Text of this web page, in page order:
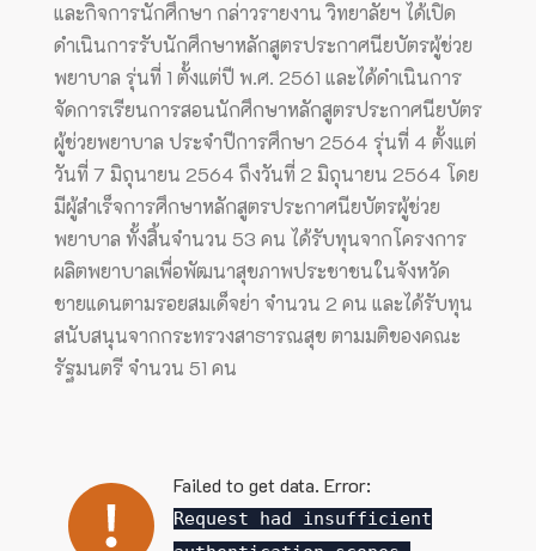
และกิจการนักศึกษา กล่าวรายงาน วิทยาลัยฯ ได้เปิด
ดำเนินการรับนักศึกษาหลักสูตรประกาศนียบัตรผู้ช่วย
พยาบาล รุ่นที่ 1 ตั้งแต่ปี พ.ศ. 2561 และได้ดำเนินการ
จัดการเรียนการสอนนักศึกษาหลักสูตรประกาศนียบัตร
ผู้ช่วยพยาบาล ประจำปีการศึกษา 2564 รุ่นที่ 4 ตั้งแต่
วันที่ 7 มิถุนายน 2564 ถึงวันที่ 2 มิถุนายน 2564 โดย
มีผู้สำเร็จการศึกษาหลักสูตรประกาศนียบัตรผู้ช่วย
พยาบาล ทั้งสิ้นจำนวน 53 คน ได้รับทุนจากโครงการ
ผลิตพยาบาลเพื่อพัฒนาสุขภาพประชาชนในจังหวัด
ชายแดนตามรอยสมเด็จย่า จำนวน 2 คน และได้รับทุน
สนับสนุนจากกระทรวงสาธารณสุข ตามมติของคณะ
รัฐมนตรี จำนวน 51 คน
Failed to get data. Error:
Request had insufficient